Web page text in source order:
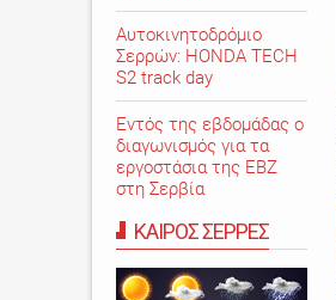
Αυτοκινητοδρόμιο
Σερρών: HONDA TECH
S2 track day
Εντός της εβδομάδας ο
διαγωνισμός για τα
εργοστάσια της ΕΒΖ
στη Σερβία
ΚΑΙΡΟΣ ΣΕΡΡΕΣ